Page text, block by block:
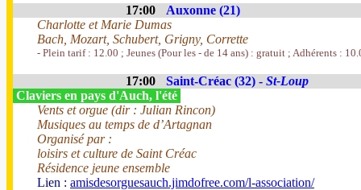
17:00
Auxonne (21)
Charlotte et Marie Dumas
Bach, Mozart, Schubert, Grigny, Corrette
- Plein tarif : 12.00 ; Jeunes (Pour les - de 14 ans) : gratuit ; Adhérents :
17:00 Saint-Créac (32) - St-Loup
Claviers en pays d'Auch, l'été
Vents et orgue (dir : Julian Rincon)
Musiques au temps de d’Artagnan
Organisé par :
loisirs et culture de Saint Créac
Résidence jeune ensemble
Lien : amisdesorguesauch.jimdofree.com/l-association/